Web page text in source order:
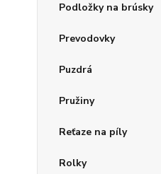
Podložky na brúsky
Prevodovky
Puzdrá
Pružiny
Reťaze na píly
Rolky